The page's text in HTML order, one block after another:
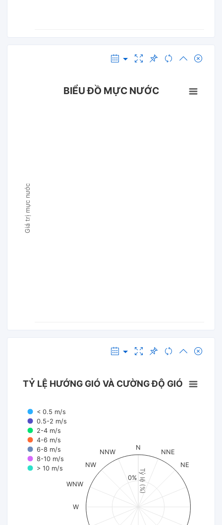
Giá trị mực nước
BIỂU ĐỒ MỰC NƯỚC
Tỷ lệ (%)
TỶ LỆ HƯỚNG GIÓ VÀ CƯỜNG ĐỘ GIÓ
< 0.5 m/s
0.5-2 m/s
2-4 m/s
4-6 m/s
6-8 m/s
8-10 m/s
> 10 m/s
N
NNE
NE
W
WNW
NW
NNW
0%